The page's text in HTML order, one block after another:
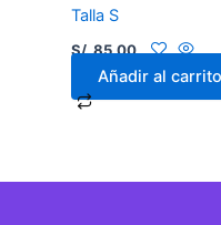
Talla S
S/.85.00
Añadir al carrito